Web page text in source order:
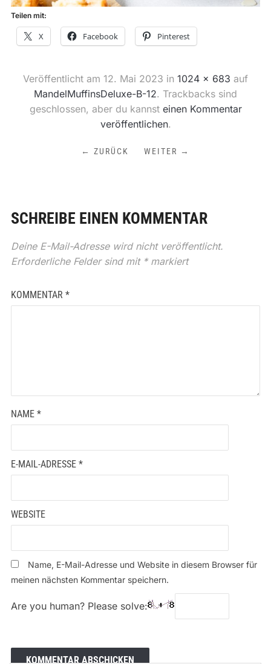
Teilen mit:
X Facebook Pinterest
Veröffentlicht am 12. Mai 2023 in 1024 × 683 auf
MandelMuffinsDeluxe-B-12. Trackbacks sind
geschlossen, aber du kannst einen Kommentar
veröffentlichen.
← ZURÜCK WEITER →
SCHREIBE EINEN KOMMENTAR
Deine E-Mail-Adresse wird nicht veröffentlicht.
Erforderliche Felder sind mit *markiert
KOMMENTAR *
NAME *
E-MAIL-ADRESSE *
WEBSITE
Name, E-Mail-Adresse und Website in diesem Browser für
meinen nächsten Kommentar speichern.
Are you human? Please solve: